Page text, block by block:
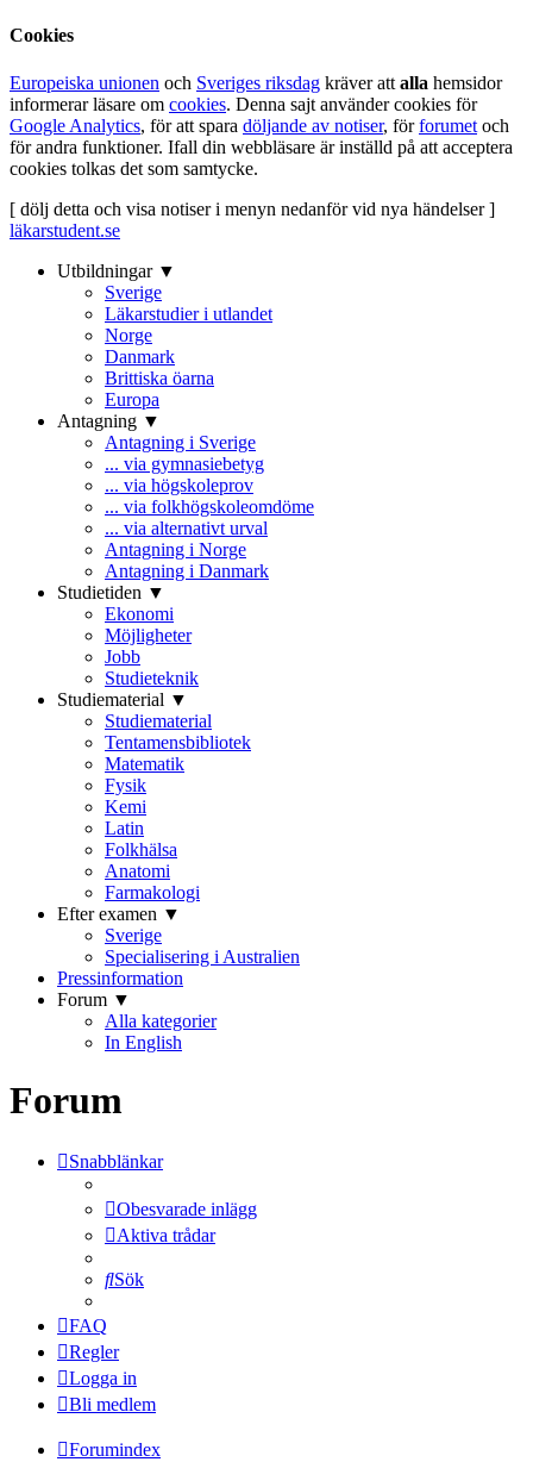
Cookies
Europeiska unionen och Sveriges riksdag kräver att alla hemsidor
informerar läsare om cookies. Denna sajt använder cookies för
Google Analytics, för att spara döljande av notiser, förforumet och
för andra funktioner. Ifall din webbläsare är inställd på att acceptera
cookies tolkas det som samtycke.
[ dölj detta och visa notiser i menyn nedanför vid nya händelser ]
läkarstudent.se
Utbildningar ▼
Sverige
Läkarstudier i utlandet
Norge
Danmark
Brittiska öarna
Europa
Antagning ▼
Antagning i Sverige
... via gymnasiebetyg
... via högskoleprov
... via folkhögskoleomdöme
... via alternativt urval
Antagning i Norge
Antagning i Danmark
Studietiden ▼
Ekonomi
Möjligheter
Jobb
Studieteknik
Studiematerial ▼
Studiematerial
Tentamensbibliotek
Matematik
Fysik
Kemi
Latin
Folkhälsa
Anatomi
Farmakologi
Efter examen ▼
Sverige
Specialisering i Australien
Pressinformation
Forum ▼
Alla kategorier
In English
Forum
Snabblänkar
Obesvarade inlägg
Aktiva trådar
Sök
FAQ
Regler
Logga in
Bli medlem
Forumindex